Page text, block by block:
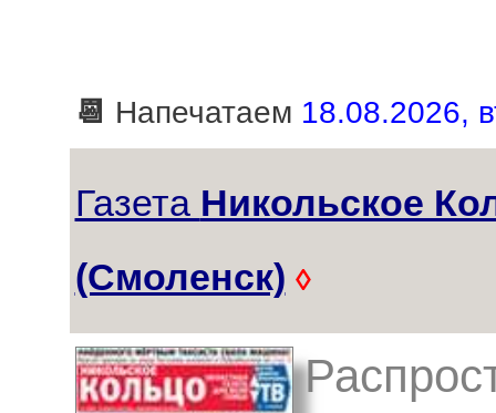
📆 Напечатаем 18.08.2026,
Газета Никольское
(Смоленск) ◊